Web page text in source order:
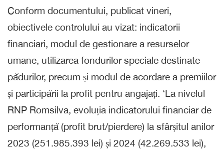
Conform documentului, publicat vineri,
obiectivele controlului au vizat: indicatorii
financiari, modul de gestionare a resurselor
umane, utilizarea fondurilor speciale destinate
pădurilor, precum și modul de acordare a premiilor
și participării la profit pentru angajați. ‘La nivelul
RNP Romsilva, evoluția indicatorului financiar de
performanță (profit brut/pierdere) la sfârșitul anilor
2023 (251.985.393 lei) și 2024 (42.269.533 lei),